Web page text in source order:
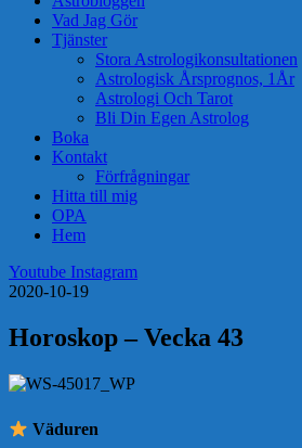
Vad Jag Gör
Tjänster
Stora Astrologikonsultationen
Astrologisk Årsprognos, 1År
Astrologi Och Tarot
Bli Din Egen Astrolog
Boka
Kontakt
Förfrågningar
Hitta till mig
OPA
Hem
Youtube Instagram
2020-10-19
Horoskop – Vecka 43
️ Väduren